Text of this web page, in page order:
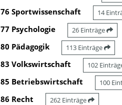
76 Sportwissenschaft 14
77 Psychologie 26 Einträge
80 Pädagogik 113 Einträge
83 Volkswirtschaft 102
85 Betriebswirtschaft 100
86 Recht 262 Einträge